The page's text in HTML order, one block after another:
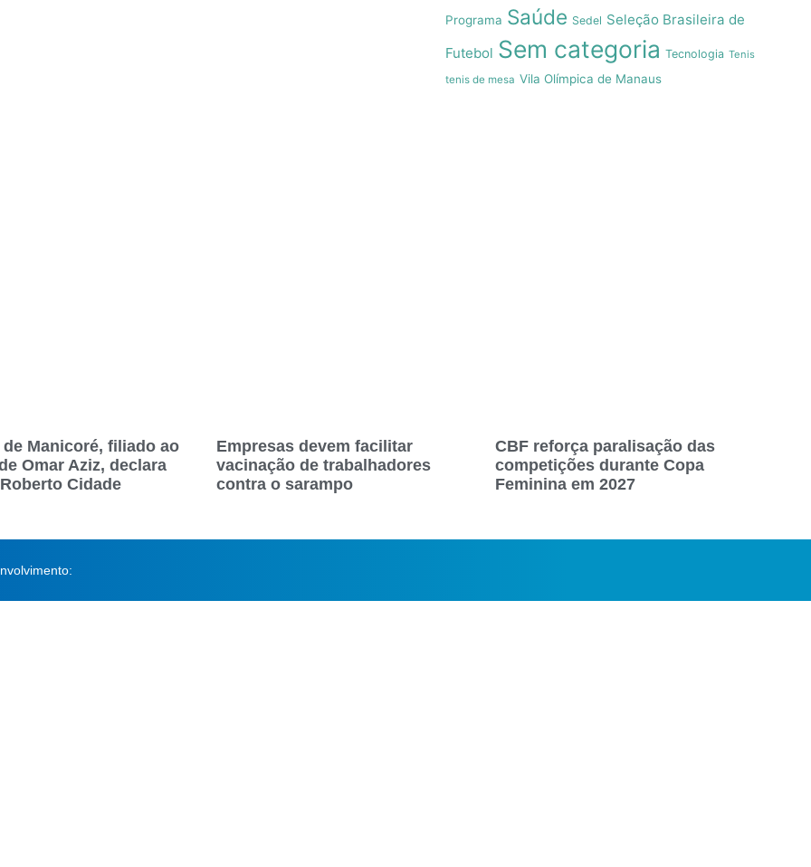
Programa Saúde Sedel Seleção Brasileira de
Futebol Sem categoria Tecnologia Tenis
tenis de mesa Vila Olímpica de Manaus
Manicoré, filiado ao
Omar Aziz, declara
Cidade
Empresas devem facilitar
vacinação de trabalhadores
contra o sarampo
CBF reforça paralisação das
competições durante Copa
Feminina em 2027